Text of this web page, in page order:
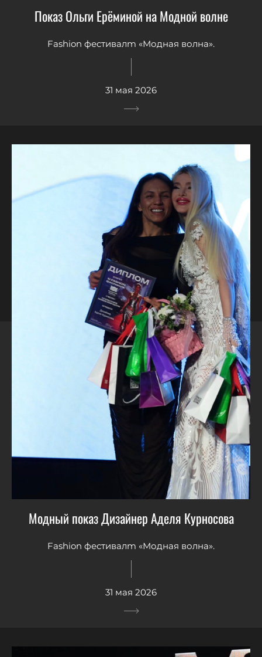
Показ Ольги Ерёминой на Модной волне
Fashion фестивалm «Модная волна».
31 мая 2026
Модный показ Дизайнер Аделя Курносова
Fashion фестивалm «Модная волна».
31 мая 2026